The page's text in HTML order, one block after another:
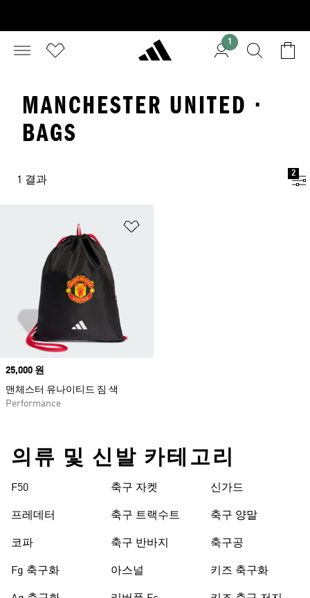
1
MANCHESTER UNITED ·
BAGS
1 결과
2
Price
25,000 원
맨체스터 유나이티드 짐 색
Performance
의류 및 신발 카테고리
F50
프레데터
코파
Fg 축구화
축구 자켓
축구 트랙수트
축구 반바지
아스널
신가드
축구 양말
축구공
키즈 축구화